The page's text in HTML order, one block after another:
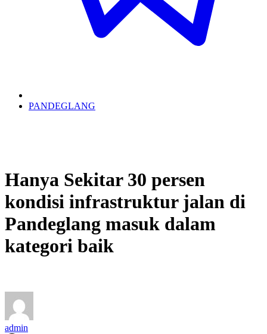
PANDEGLANG
Hanya Sekitar 30 persen
kondisi infrastruktur jalan di
Pandeglang masuk dalam
kategori baik
admin